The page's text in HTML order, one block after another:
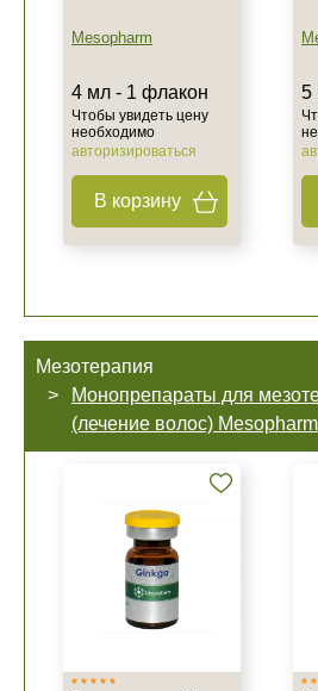
Mesopharm
4 мл - 1 флакон
Чтобы увидеть цену
необходимо
авторизироваться
В корзину
5
Мезотерапия
Монопрепараты для
(лечение волос) Mesopharm